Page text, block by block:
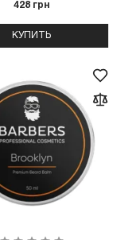
428 грн
КУПИТЬ